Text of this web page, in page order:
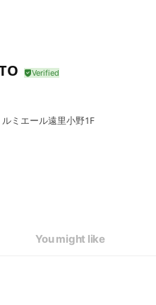
ミエール遠里小野1F
You might like